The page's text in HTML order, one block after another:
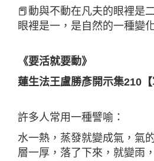
📕動與不動在凡夫的眼裡是
眼裡是一，是自然的一種變
《要活就要動》
蓮生法王盧勝彥開示集210【
許多人常用一種譬喻：
水一熱，蒸發就變成氣，氣
層一厚，落了下來，就變雨